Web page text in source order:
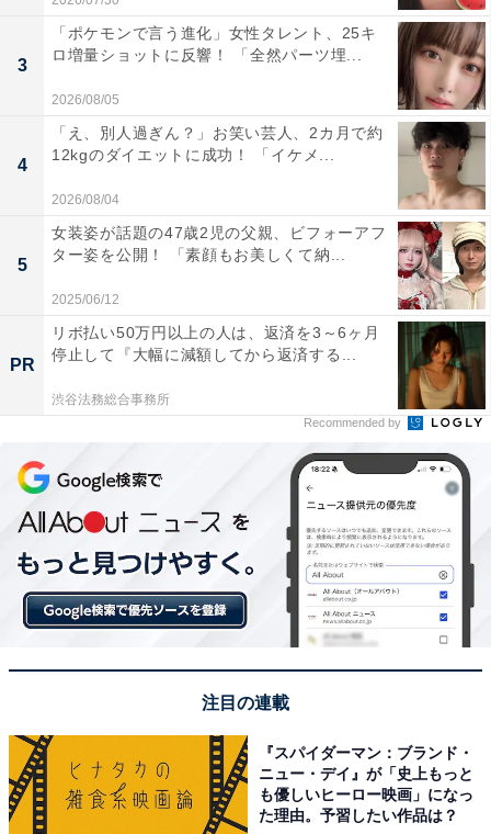
3
「ポケモンで言う進化」女性タレント、25キ
ロ増量ショットに反響！ 「全然パーツ埋...
2026/08/05
4
「え、別人過ぎん？」お笑い芸人、2カ月で約
12kgのダイエットに成功！ 「イケメ...
2026/08/04
5
女装姿が話題の47歳2児の父親、ビフォーアフ
ター姿を公開！ 「素顔もお美しくて納...
2025/06/12
PR
リボ払い50万円以上の人は、返済を3～6ヶ月
停止して『大幅に減額してから返済する...
渋谷法務総合事務所
Recommended by
注目の連載
『スパイダーマン：ブランド・
ニュー・デイ』が「史上もっと
も優しいヒーロー映画」になっ
た理由。予習したい作品は？